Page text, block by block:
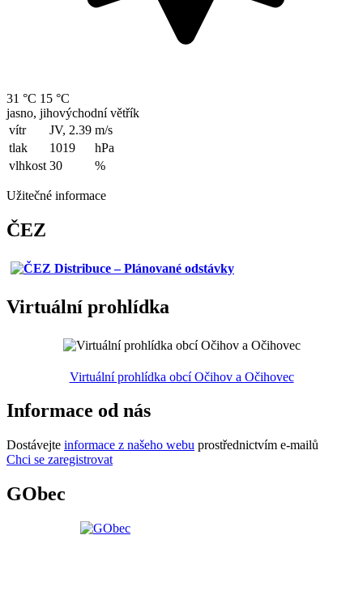
31 °C 15 °C
jasno, jihovýchodní větřík
vítr
JV, 2.39 m/s
tlak
1019
hPa
vlhkost 30 %
Užitečné informace
ČEZ
Virtuální prohlídka
Virtuální prohlídka obcí Očihov a Očihovec
Informace od nás
Dostávejte informace z našeho webu prostřednictvím e-mailů
Chci se zaregistrovat
GObec